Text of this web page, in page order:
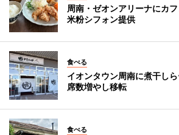
周南・ゼオンアリーナにカ
米粉シフォン提供
食べる
イオンタウン周南に煮干し
席数増やし移転
食べる